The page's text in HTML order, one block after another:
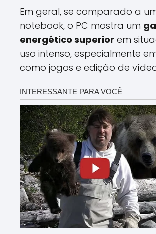
Em geral, se comparado a
notebook, o PC mostra um
energético superior em
uso intenso, especialmente
como jogos e edição de